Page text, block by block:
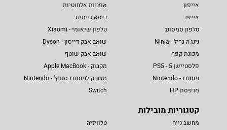
אייפון
אייפד
טלפון סמסונג
נינג'ה גריל - Ninja
מכונת קפה
פלסטיישן 5 - PS5
נינטנדו - Nintendo
מדפסת HP
אוזניות אלחוטיות
כיסא גיימינג
טלפון שיאומי - Xiaomi
שואב אבק דייסון - Dyson
שואב אבק שוטף
מקבוק - Apple MacBook
משחק לנינטנדו סוויץ' - Nintendo
Switch
קטגוריות מובילות
מחשב נייח
טלוויזיה